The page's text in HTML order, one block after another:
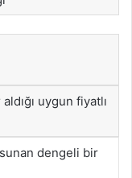
uygun fiyatlı
dengeli bir